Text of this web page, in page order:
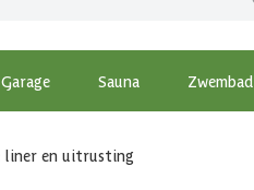
Sauna Zwembad
liner en uitrusting